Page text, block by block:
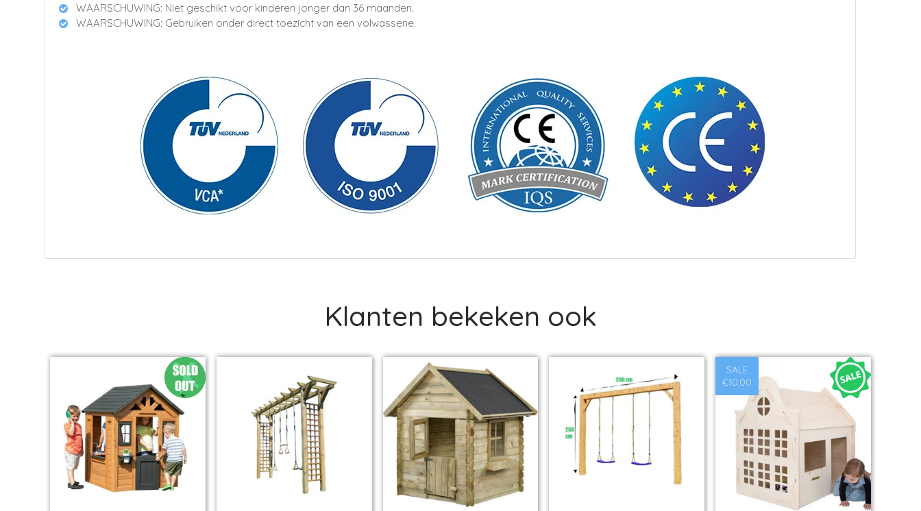
WAARSCHUWING: Niet geschikt voor kinderen jonger dan 36 maanden.
WAARSCHUWING: Gebruiken onder direct toezicht van een volwassene.
Klanten bekeken ook
SALE
€10,00